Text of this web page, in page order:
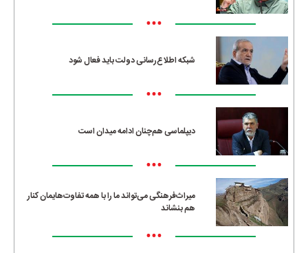
•••
شبکه اطلاع‌رسانی دولت باید فعال شود
•••
دیپلماسی هم‌چنان ادامه میدان است
•••
میراث‌فرهنگی می‌تواند ما را با همه تفاوت‌هایمان کنار
هم بنشاند
•••